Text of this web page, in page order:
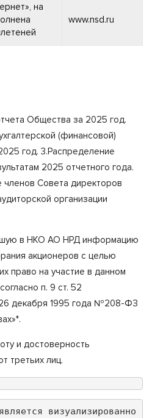
на
www.nsd.ru
Общества за 2025 год.
(финансовой)
год. 3.Распределение
2025 отчетного года.
Совета директоров
организации
в НКО АО НРД информацию
акционеров с целью
право на участие в данном
п. 9 ст. 52
декабря 1995 года №208-ФЗ
и достоверность
третьих лиц.
визуализированно